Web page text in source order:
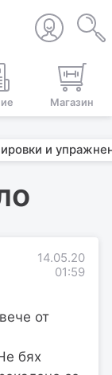
Магазин
и
14.05.20
01:59
от
бях